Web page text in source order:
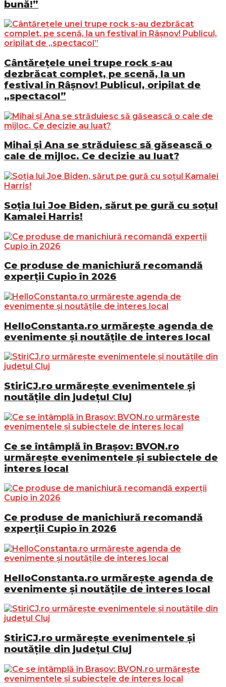
bună!”
Cântărețele unei trupe rock s-au
dezbrăcat complet, pe scenă, la un
festival în Râșnov! Publicul, oripilat de
„spectacol”
Mihai și Ana se străduiesc să găsească o
cale de mijloc. Ce decizie au luat?
Soția lui Joe Biden, sărut pe gură cu soțul
Kamalei Harris!
Ce produse de manichiură recomandă
experții Cupio în 2026
HelloConstanta.ro urmărește agenda de
evenimente și noutățile de interes local
StiriCJ.ro urmărește evenimentele și
noutățile din județul Cluj
Ce se întâmplă în Brașov: BVON.ro
urmărește evenimentele și subiectele de
interes local
Ce produse de manichiură recomandă
experții Cupio în 2026
HelloConstanta.ro urmărește agenda de
evenimente și noutățile de interes local
StiriCJ.ro urmărește evenimentele și
noutățile din județul Cluj